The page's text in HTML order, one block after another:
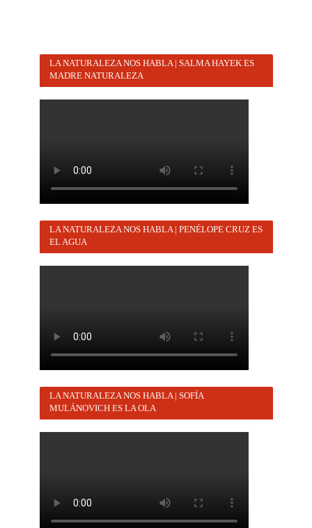
LA NATURALEZA NOS HABLA | SALMA HAYEK ES
MADRE NATURALEZA
LA NATURALEZA NOS HABLA | PENÉLOPE CRUZ ES
EL AGUA
LA NATURALEZA NOS HABLA | SOFÍA
MULÁNOVICH ES LA OLA